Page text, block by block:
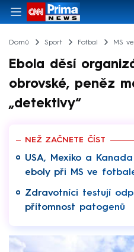
Domů Sport Fotbal MS
Ebola děsí
obrovské, peněz
„detektivy“
NEŽ ZAČNETE ČÍST
USA, Mexiko a
eboly při MS ve
Zdravotníci testují
přítomnost patogenů